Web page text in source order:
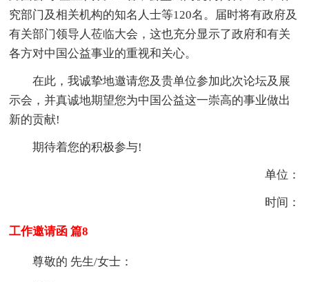
究部门及相关机构的知名人士等120名。届时将有政府及
有关部门领导人莅临大会，这也充分显示了政府和有关
各方对中国公益事业的重视和关心。
在此，我诚挚地邀请您及贵单位参加此次论坛及展
示会，并真诚地期望您为中国公益这一崇高的事业做出
新的贡献!
期待着您的积极参与!
单位：
时间：
工作邀请函 篇8
尊敬的 先生/女士：